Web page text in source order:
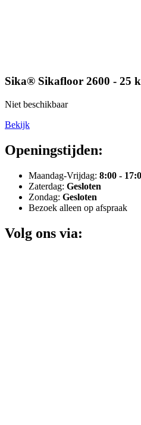
Sika® Sikafloor 2600 - 25
Niet beschikbaar
Bekijk
Openingstijden:
Maandag-Vrijdag: 8:00 -
Zaterdag: Gesloten
Zondag: Gesloten
Bezoek alleen op afspraak
Volg ons via: